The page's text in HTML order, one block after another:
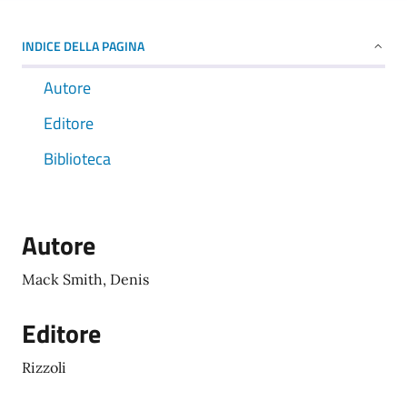
INDICE DELLA PAGINA
Autore
Editore
Biblioteca
Autore
Mack Smith, Denis
Editore
Rizzoli